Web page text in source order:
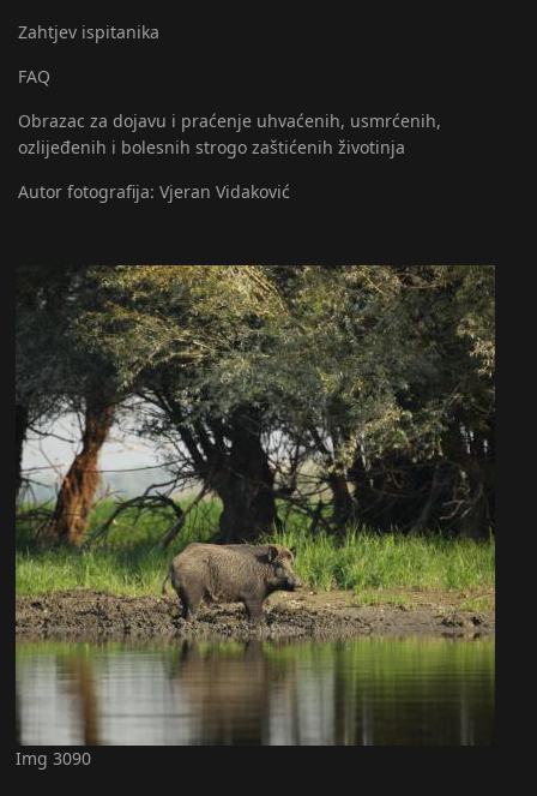
Zahtjev ispitanika
FAQ
Obrazac za dojavu i praćenje uhvaćenih, usmrćenih,
ozlijeđenih i bolesnih strogo zaštićenih životinja
Autor fotografija: Vjeran Vidaković
Img 3090